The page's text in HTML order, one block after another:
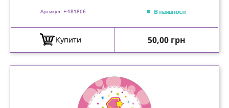
Артикул: F-181806 В наявності
Купити Ціна
50,00 грн